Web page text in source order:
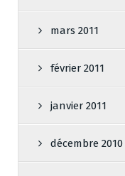
mars 2011
février 2011
janvier 2011
décembre 2010